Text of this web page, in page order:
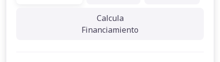
Calcula
Financiamiento